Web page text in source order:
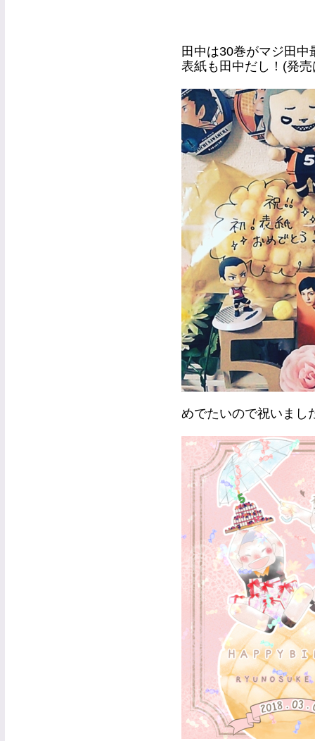
田中は30巻がマジ田中
表紙も田中だし！(発
めでたいので祝いまし